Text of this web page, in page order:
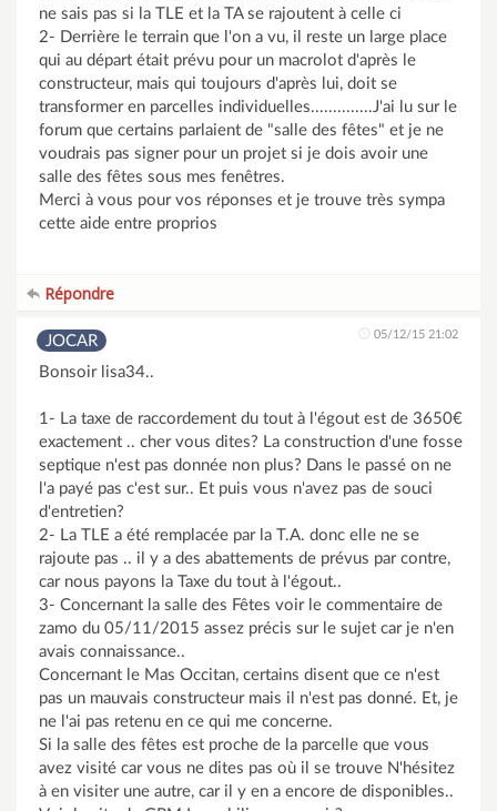
ne sais pas si la TLE et la TA se rajoutent à celle ci
2- Derrière le terrain que l'on a vu, il reste un large place
qui au départ était prévu pour un macrolot d'après le
constructeur, mais qui toujours d'après lui, doit se
transformer en parcelles individuelles..............J'ai lu sur le
forum que certains parlaient de "salle des fêtes" et je ne
voudrais pas signer pour un projet si je dois avoir une
salle des fêtes sous mes fenêtres.
Merci à vous pour vos réponses et je trouve très sympa
cette aide entre proprios
Répondre
JOCAR 05/12/15 21:02
Bonsoir lisa34..
1- La taxe de raccordement du tout à l'égout est de 3650€
exactement .. cher vous dites? La construction d'une fosse
septique n'est pas donnée non plus? Dans le passé on ne
l'a payé pas c'est sur.. Et puis vous n'avez pas de souci
d'entretien?
2- La TLE a été remplacée par la T.A. donc elle ne se
rajoute pas .. il y a des abattements de prévus par contre,
car nous payons la Taxe du tout à l'égout..
3- Concernant la salle des Fêtes voir le commentaire de
zamo du 05/11/2015 assez précis sur le sujet car je n'en
avais connaissance..
Concernant le Mas Occitan, certains disent que ce n'est
pas un mauvais constructeur mais il n'est pas donné. Et, je
ne l'ai pas retenu en ce qui me concerne.
Si la salle des fêtes est proche de la parcelle que vous
avez visité car vous ne dites pas où il se trouve N'hésitez
à en visiter une autre, car il y en a encore de disponibles..